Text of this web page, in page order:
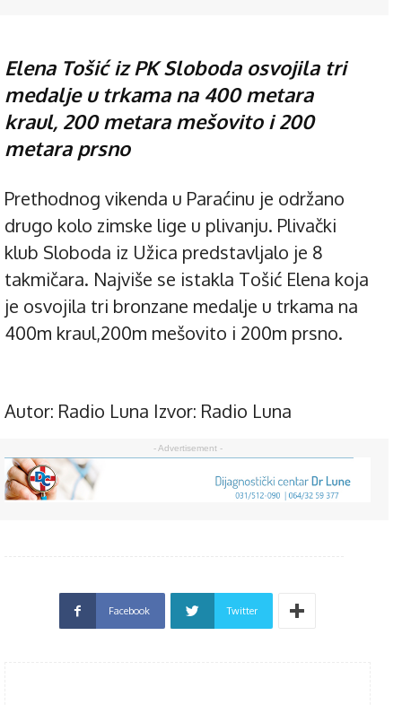
Elena Tošić iz PK Sloboda osvojila tri
medalje u trkama na 400 metara
kraul, 200 metara mešovito i 200
metara prsno
Prethodnog vikenda u Paraćinu je održano
drugo kolo zimske lige u plivanju. Plivački
klub Sloboda iz Užica predstavljalo je 8
takmičara. Najviše se istakla Tošić Elena koja
je osvojila tri bronzane medalje u trkama na
400m kraul,200m mešovito i 200m prsno.
Autor: Radio Luna Izvor: Radio Luna
- Advertisement -
Facebook Twitter